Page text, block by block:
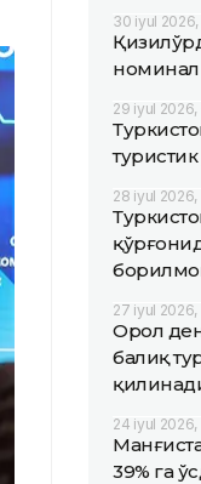
30 iyul 2026,
номинал
29 iyul
28 iyul 2026,
27 iyul 2026,
Орол
балиқ
24 iyul 2026,
39% га